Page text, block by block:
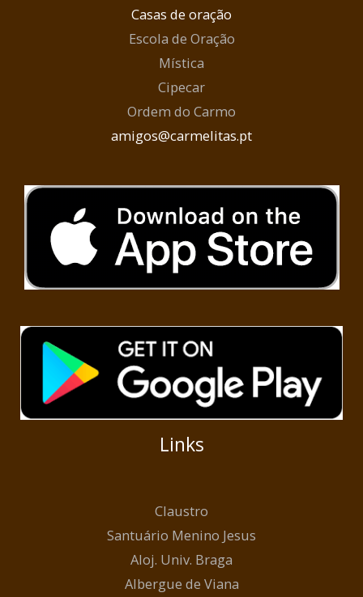
Casas de oração
Escola de Oração
Mística
Cipecar
Ordem do Carmo
amigos@carmelitas.pt
Links
Claustro
Santuário Menino Jesus
Aloj. Univ. Braga
Albergue de Viana